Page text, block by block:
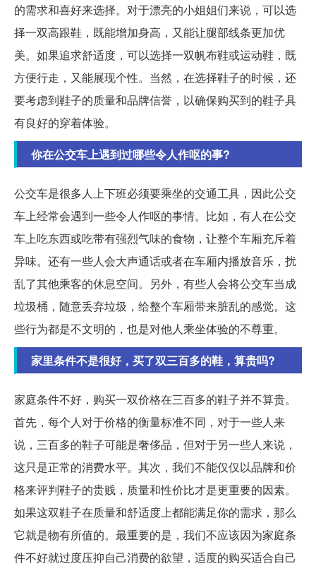
的需求和喜好来选择。对于漂亮的小姐姐们来说，可以选
择一双高跟鞋，既能增加身高，又能让腿部线条更加优
美。如果追求舒适度，可以选择一双帆布鞋或运动鞋，既
方便行走，又能展现个性。当然，在选择鞋子的时候，还
要考虑到鞋子的质量和品牌信誉，以确保购买到的鞋子具
有良好的穿着体验。
你在公交车上遇到过哪些令人作呕的事?
公交车是很多人上下班必须要乘坐的交通工具，因此公交
车上经常会遇到一些令人作呕的事情。比如，有人在公交
车上吃东西或吃带有强烈气味的食物，让整个车厢充斥着
异味。还有一些人会大声通话或者在车厢内播放音乐，扰
乱了其他乘客的休息空间。另外，有些人会将公交车当成
垃圾桶，随意丢弃垃圾，给整个车厢带来脏乱的感觉。这
些行为都是不文明的，也是对他人乘坐体验的不尊重。
家里条件不是很好，买了双三百多的鞋，算贵吗?
家庭条件不好，购买一双价格在三百多的鞋子并不算贵。
首先，每个人对于价格的衡量标准不同，对于一些人来
说，三百多的鞋子可能是奢侈品，但对于另一些人来说，
这只是正常的消费水平。其次，我们不能仅仅以品牌和价
格来评判鞋子的贵贱，质量和性价比才是更重要的因素。
如果这双鞋子在质量和舒适度上都能满足你的需求，那么
它就是物有所值的。最重要的是，我们不应该因为家庭条
件不好就过度压抑自己消费的欲望，适度的购买适合自己